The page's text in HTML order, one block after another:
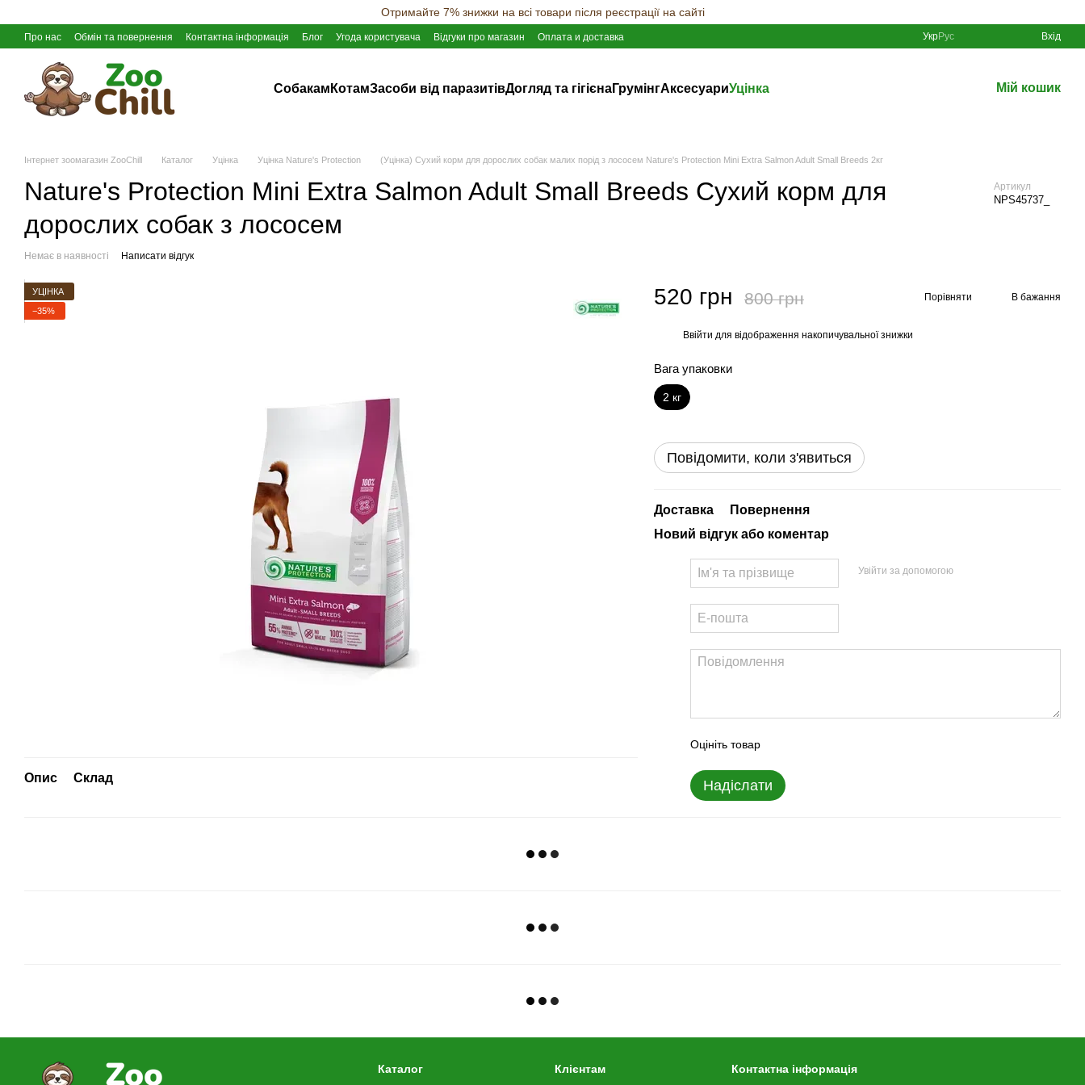
Отримайте 7% знижки на всі товари після реєстрації на сайті
Про нас Обмін та повернення Контактна інформація Блог Угода користувача Відгуки про магазин Оплата и доставка УкрРус Вхід
Собакам КотамЗасоби від паразитівДогляд та гігієнаГрумінгАксесуариУцінка Мій кошик
Інтернет зоомагазин ZooChill Каталог Уцінка Уцінка Nature's Protection (Уцінка) Сухий корм для дорослих собак малих порід з лососем Nature's Protection Mini Extra Salmon Adult Small Breeds 2кг
Nature's Protection Mini Extra Salmon Adult Small Breeds Сухий корм для
дорослих собак з лососем
Артикул
NPS45737_
Немає в наявності Написати відгук
УЦІНКА
−35%
Опис Склад
520 грн 800 грн Порівняти В бажання
Ввійти для відображення накопичувальної знижки
Вага упаковки
2 кг
Повідомити, коли з'явиться
Доставка
Повернення
Новий відгук або коментар
Увійти за допомогою
Оцініть товар
Надіслати
Каталог Клієнтам Контактна інформація